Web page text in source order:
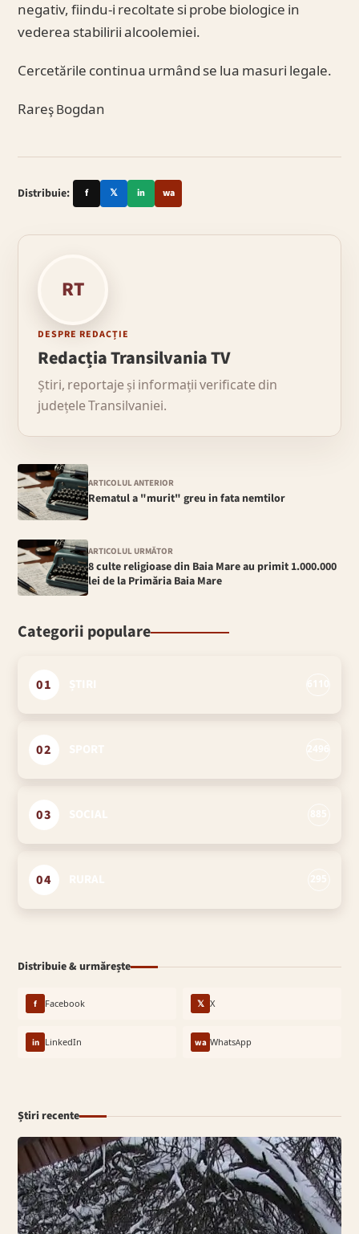
negativ, fiindu-i recoltate si probe biologice in
vederea stabilirii alcoolemiei.
Cercetările continua urmând se lua masuri legale.
Rareş Bogdan
Distribuie: f 𝕏 in wa
RT
DESPRE REDACȚIE
Redacția Transilvania TV
Știri, reportaje și informații verificate din
județele Transilvaniei.
ARTICOLUL ANTERIOR
Rematul a "murit" greu in fata nemtilor
ARTICOLUL URMĂTOR
8 culte religioase din Baia Mare au primit 1.000.000
lei de la Primăria Baia Mare
Categorii populare
01
02
03
04
Distribuie & urmărește
f Facebook 𝕏 X
in LinkedIn wa WhatsApp
Știri recente